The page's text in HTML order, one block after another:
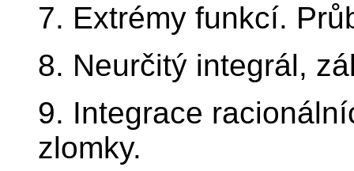
7. Extrémy funkcí.
8. Neurčitý integrál,
9. Integrace
zlomky.